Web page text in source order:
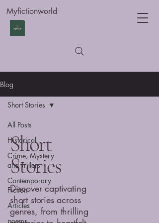
Myfictionworld
Blog
All Posts
Historical
Crime, Mystery
and Trillers
Contemporary
Fiction
Articles
poems
Short Stories
Short
Stories
Discover captivating
short stories across
genres, from thrilling